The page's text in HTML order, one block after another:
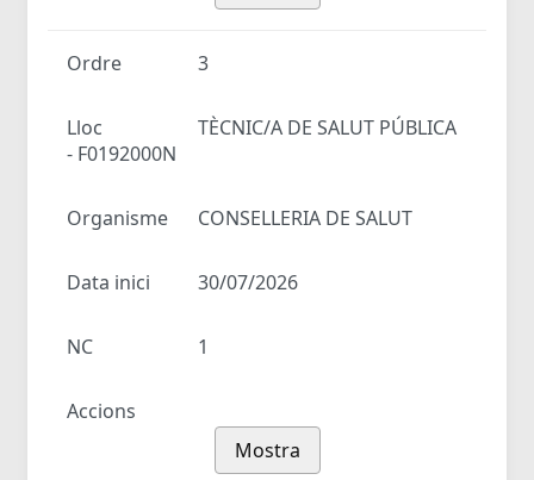
Ordre 3
Lloc
TÈCNIC/A DE SALUT PÚBLICA
- F0192000N
Organisme CONSELLERIA DE SALUT
Data inici 30/07/2026
NC 1
Accions
Mostra